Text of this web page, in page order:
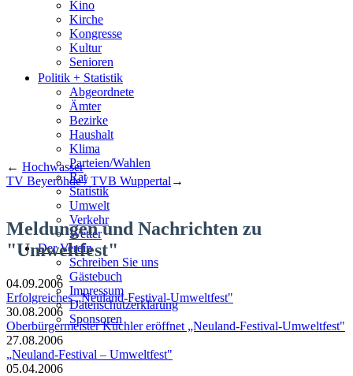
Kino
Kirche
Kongresse
Kultur
Senioren
Stadtführer
Straßen
Politik + Statistik
Abgeordnete
Ämter
Bezirke
Haushalt
Klima
Parteien/Wahlen
Rat
Statistik
Umwelt
Verkehr
Wetter
Der Verein
Schreiben Sie uns
Gästebuch
Impressum
Datenschutzerklärung
Sponsoren
← Hochwasser
TV Beyeröhde / TVB Wuppertal →
Meldungen und Nachrichten zu
"Umweltfest"
04.09.2006
Erfolgreiches „Neuland-Festival-Umweltfest"
30.08.2006
Oberbürgermeister Küchler eröffnet „Neuland-Festival-Umweltfest"
27.08.2006
„Neuland-Festival – Umweltfest"
05.04.2006